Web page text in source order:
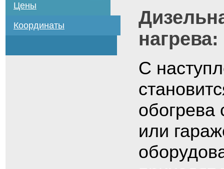
Цены
Координаты
С
обогрева
или